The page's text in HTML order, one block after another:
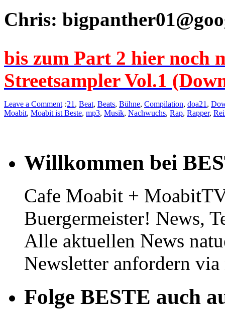
Chris:
bis zum Part 2 hier noch
Streetsampler Vol.1
Leave a Comment :21 , Beat, Beats, Bühne, Compilation, doa21 ,
Moabit, Moabit ist Beste, mp3, Musik, Nachwuchs, Rap, Rapper,
Willkommen bei
Cafe Moabit +
Buergermeister! News,
Alle aktuellen News
Newsletter anfordern
Folge BESTE auch